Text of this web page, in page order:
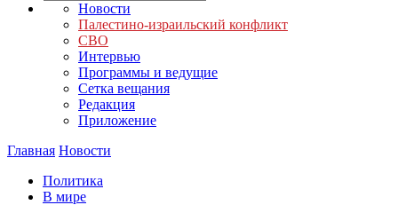
Новости
Палестино-израильский конфликт
СВО
Интервью
Программы и ведущие
Сетка вещания
Редакция
Приложение
Главная Новости
Политика
В мире